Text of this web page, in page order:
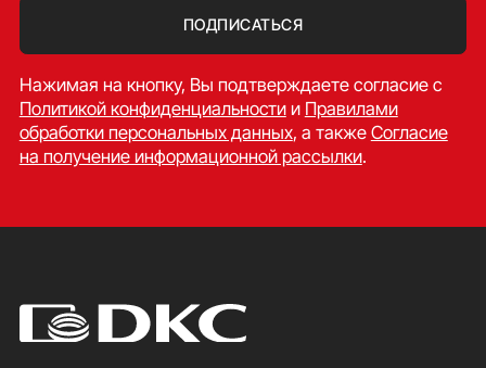
ПОДПИСАТЬСЯ
Нажимая на кнопку, Вы подтверждаете согласие c
Политикой конфиденциальностии Правилами
обработки персональных данных, а также Согласие
на получение информационной рассылки.